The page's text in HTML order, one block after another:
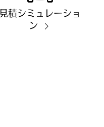
見積シミュレーショ
ン